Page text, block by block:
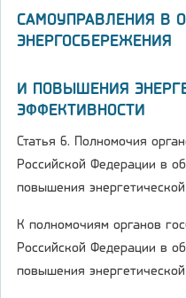
САМОУПРАВЛЕНИЯ В
ЭНЕРГОСБЕРЕЖЕНИЯ
И ПОВЫШЕНИЯ
ЭФФЕКТИВНОСТИ
Статья 6. Полномочия
Российской Федерации в
повышения
К полномочиям органов
Российской Федерации в
повышения